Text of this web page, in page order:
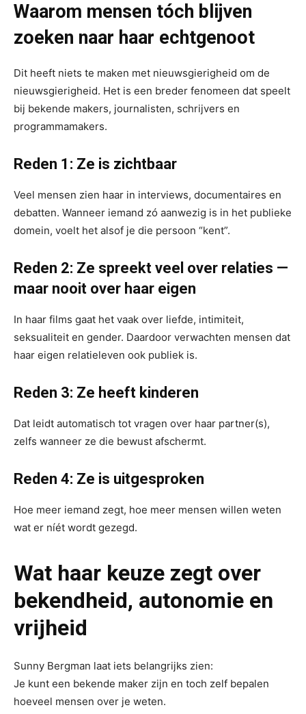
Waarom mensen tóch blijven
zoeken naar haar echtgenoot
Dit heeft niets te maken met nieuwsgierigheid om de
nieuwsgierigheid. Het is een breder fenomeen dat speelt
bij bekende makers, journalisten, schrijvers en
programmamakers.
Reden 1: Ze is zichtbaar
Veel mensen zien haar in interviews, documentaires en
debatten. Wanneer iemand zó aanwezig is in het publieke
domein, voelt het alsof je die persoon “kent”.
Reden 2: Ze spreekt veel over relaties —
maar nooit over haar eigen
In haar films gaat het vaak over liefde, intimiteit,
seksualiteit en gender. Daardoor verwachten mensen dat
haar eigen relatieleven ook publiek is.
Reden 3: Ze heeft kinderen
Dat leidt automatisch tot vragen over haar partner(s),
zelfs wanneer ze die bewust afschermt.
Reden 4: Ze is uitgesproken
Hoe meer iemand zegt, hoe meer mensen willen weten
wat er níét wordt gezegd.
Wat haar keuze zegt over
bekendheid, autonomie en
vrijheid
Sunny Bergman laat iets belangrijks zien:
Je kunt een bekende maker zijn en toch zelf bepalen
hoeveel mensen over je weten.